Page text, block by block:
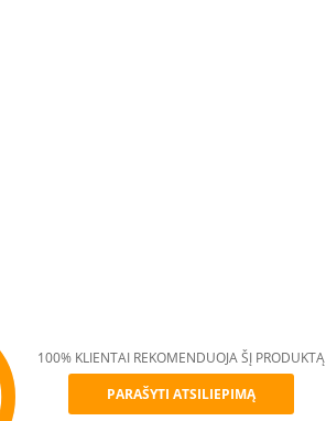
100% KLIENTAI REKOMENDUOJA ŠĮ PRODUKTĄ
PARAŠYTI ATSILIEPIMĄ